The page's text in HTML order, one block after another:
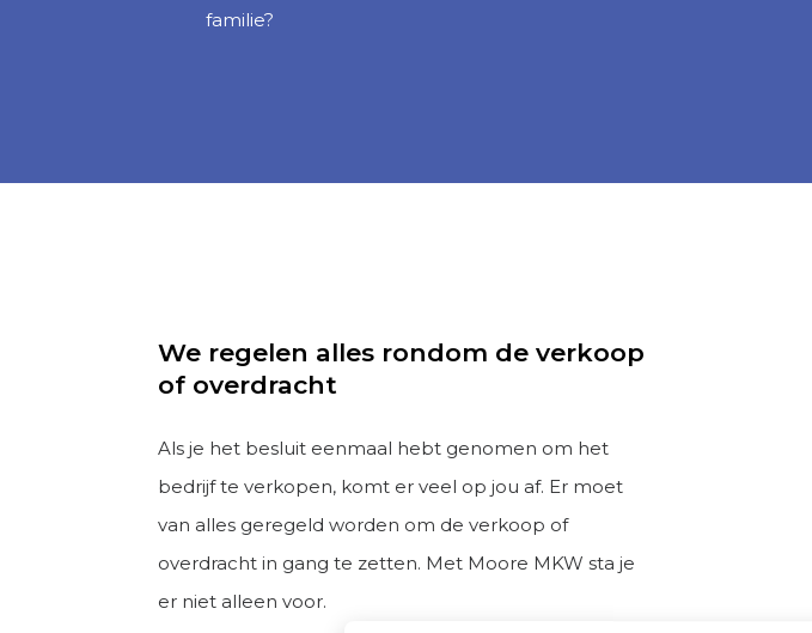
familie?
We regelen alles rondom de verkoop
of overdracht
Als je het besluit eenmaal hebt genomen om het
bedrijf te verkopen, komt er veel op jou af. Er moet
van alles geregeld worden om de verkoop of
overdracht in gang te zetten. Met Moore MKW sta je
er niet alleen voor.